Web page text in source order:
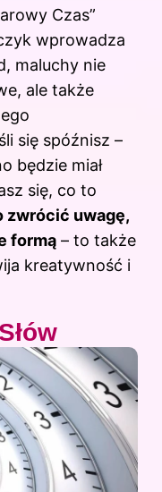
Czas”
wprowadza
maluchy nie
ale także
się spóźnisz –
będzie miał
się, co to
zwrócić uwagę,
formą – to także
kreatywność i